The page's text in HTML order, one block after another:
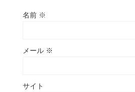
名前 ※
メール ※
サイト